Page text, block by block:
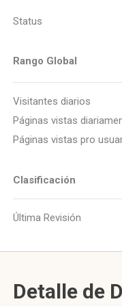
Status
Rango Global
Visitantes diarios
Páginas vistas
Páginas vistas pro
Clasificación
Última Revisión
Detalle de